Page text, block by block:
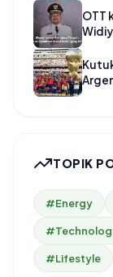
OTT
TOPIK
#Energy
#Lifestyle